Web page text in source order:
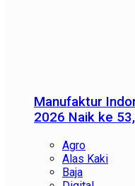
Manufaktur
2026 Naik ke
Agro
Alas Kaki
Baja